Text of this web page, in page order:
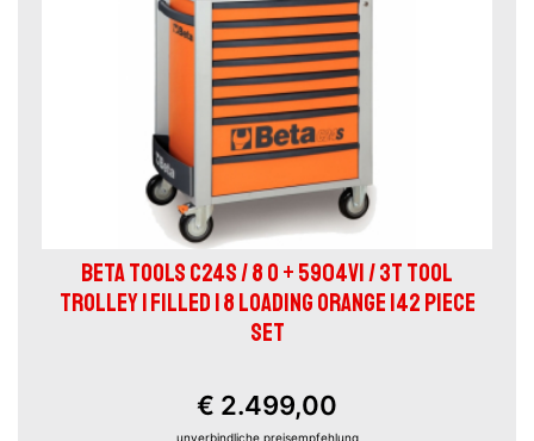
BETA TOOLS C24S / 8 O + 5904VI / 3T TOOL
TROLLEY | FILLED | 8 LOADING ORANGE 142 PIECE
SET
€ 2.499,00
unverbindliche preisempfehlung